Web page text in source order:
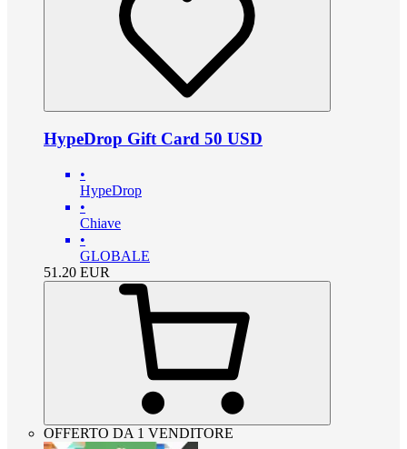
HypeDrop Gift Card 50 USD
•
HypeDrop
•
Chiave
•
GLOBALE
51.20 EUR
OFFERTO DA 1 VENDITORE